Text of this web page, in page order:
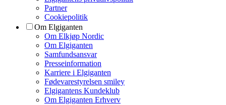
Partner
Cookiepolitik
Om Elgiganten
Om Elkjøp Nordic
Om Elgiganten
Samfundsansvar
Presseinformation
Karriere i Elgiganten
Fødevarestyrelsen smiley
Elgigantens Kundeklub
Om Elgiganten Erhverv